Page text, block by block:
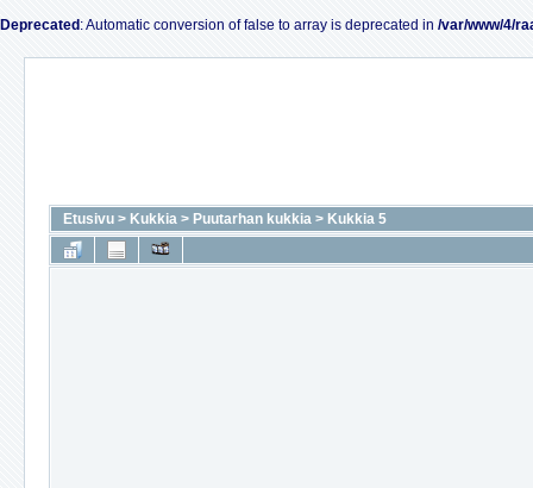
Deprecated : Automatic conversion of false to array is deprecated in /var/www/4/
Etusivu > Kukkia > Puutarhan kukkia > Kukkia 5